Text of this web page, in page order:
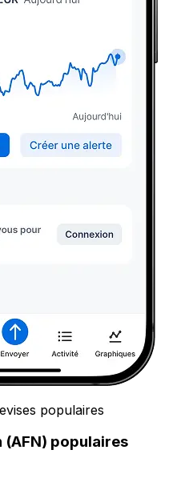
populaires
populaires